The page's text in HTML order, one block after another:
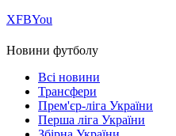
ХFBYou
Новини футболу
Всі новини
Трансфери
Прем'єр-ліга України
Перша ліга України